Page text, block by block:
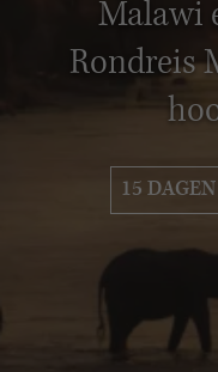
Malawi
Rondreis
15 DAGEN